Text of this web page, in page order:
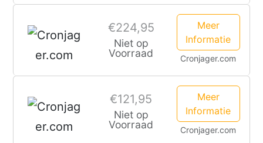
€224,95
Niet op
Voorraad
Meer
Informatie
Cronjager.com
€121,95
Niet op
Voorraad
Meer
Informatie
Cronjager.com